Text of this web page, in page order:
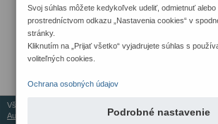
Všetky práva vyhradené © 2026
Aureus Services
Svoj súhlas môžete kedykoľvek udeliť, odmietnuť
prostredníctvom odkazu „Nastavenia cookies“ v
stránky.
Kliknutím na „Prijať všetko“ vyjadrujete súhlas s
voliteľných cookies.
Ochrana osobných údajov
Podrobné nastavenie